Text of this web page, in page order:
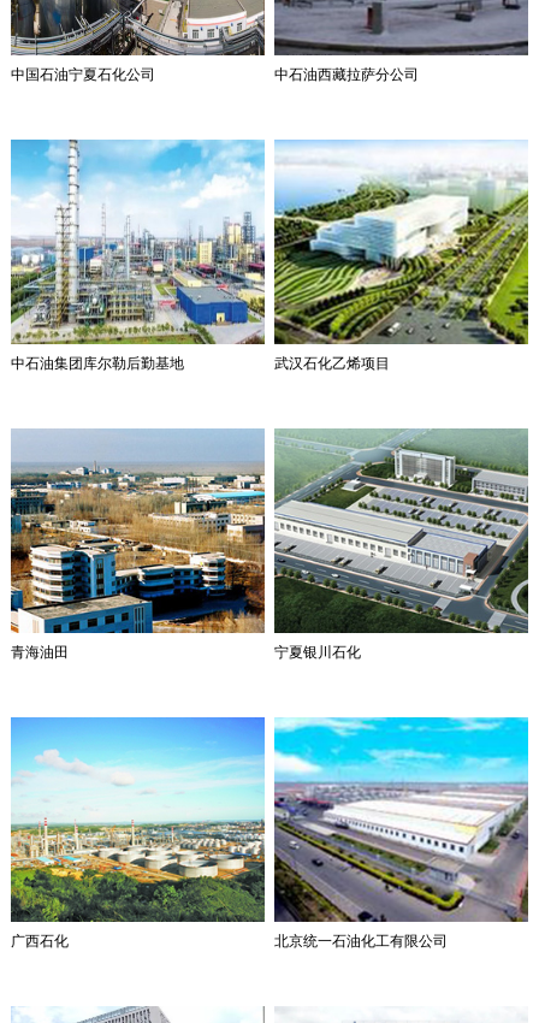
中国石油宁夏石化公司 中石油西藏拉萨分公司
中石油集团库尔勒后勤基地 武汉石化乙烯项目
青海油田 宁夏银川石化
广西石化 北京统一石油化工有限公司